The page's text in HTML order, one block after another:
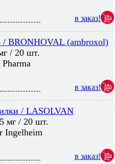
в заказ!
(ambroxol)
/ 20 шт.
Pharma
в заказ!
/ LASOLVAN
мг / 20 шт.
Ingelheim
в заказ!